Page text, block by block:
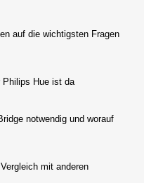
auf die wichtigsten Fragen
Philips Hue ist da
notwendig und worauf
mit anderen